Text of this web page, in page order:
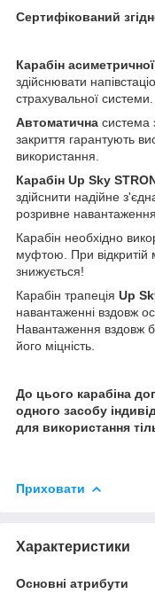
Сертифікований
Карабін
здійснювати
страхувальної системи.
Автоматична система
закриття гарантують
використання.
Карабін Up Sky
здійснити надійне
розривне
Карабін необхідно
муфтою. При відкритій
знижується!
Карабін трапеція Up
навантаженні вздовж
Навантаження вздовж
його міцність.
До цього карабіна
одного засобу
для використання
Приховати
Характеристики
Основні атрибути